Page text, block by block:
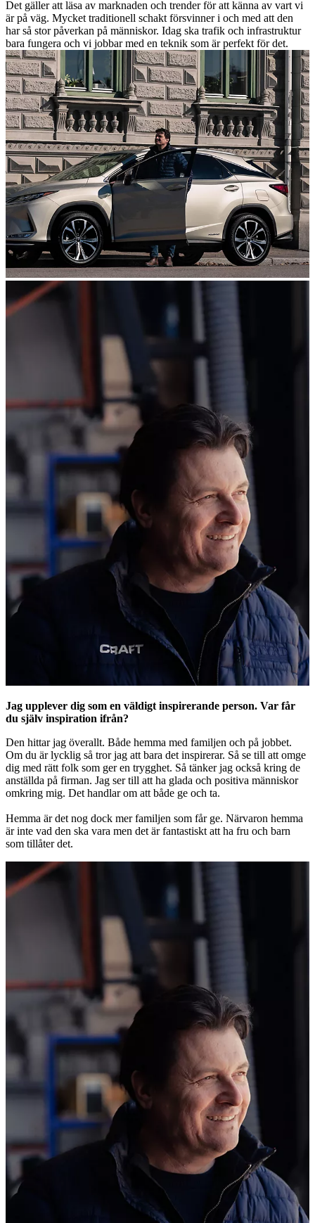
Det gäller att läsa av marknaden och trender för att känna av vart vi
är på väg. Mycket traditionell schakt försvinner i och med att den
har så stor påverkan på människor. Idag ska trafik och infrastruktur
bara fungera och vi jobbar med en teknik som är perfekt för det.
Jag upplever dig som en väldigt inspirerande person. Var får
du själv inspiration ifrån?
Den hittar jag överallt. Både hemma med familjen och på jobbet.
Om du är lycklig så tror jag att bara det inspirerar. Så se till att omge
dig med rätt folk som ger en trygghet. Så tänker jag också kring de
anställda på firman. Jag ser till att ha glada och positiva människor
omkring mig. Det handlar om att både ge och ta.
Hemma är det nog dock mer familjen som får ge. Närvaron hemma
är inte vad den ska vara men det är fantastiskt att ha fru och barn
som tillåter det.